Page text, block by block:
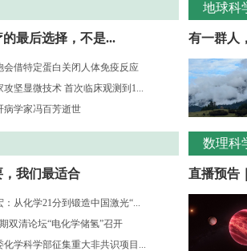
最后选择，不是...
会借特定蛋白关闭人体免疫反应
攻坚显微技术 首次临床观测到1...
病学家冯百芳逝世
，我们最适合
：从化学21分到锻造中国激光“...
双清论坛“电化学储氢”召开
化学科学部征集重大非共识项目...
地球科
有一群人
数理科
直播预告